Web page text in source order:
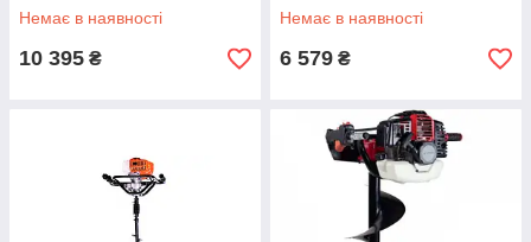
Немає в наявності
10 395 ₴
Немає в наявності
6 579 ₴